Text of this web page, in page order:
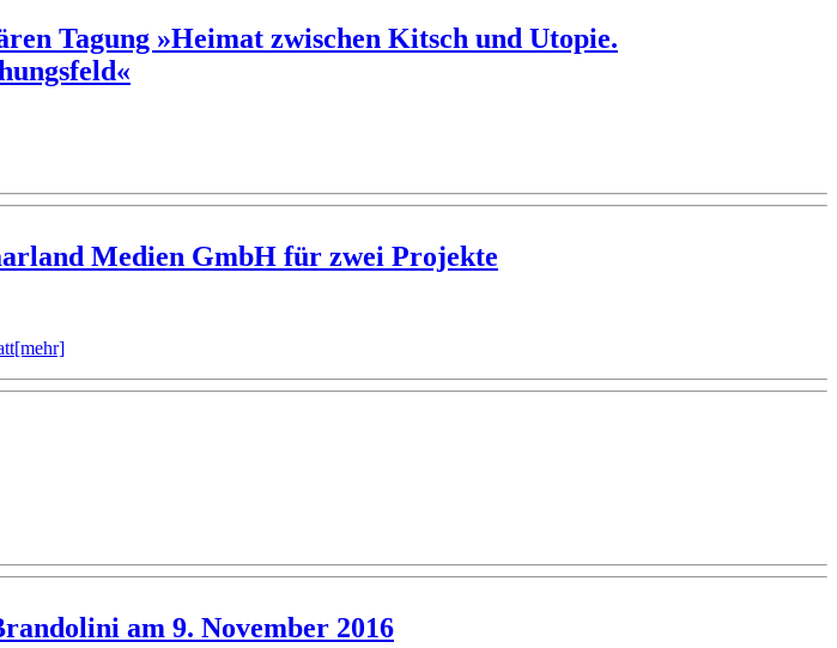
Tagung »Heimat zwischen Kitsch und Utopie.
Medien GmbH für zwei Projekte
[mehr]
am 9. November 2016